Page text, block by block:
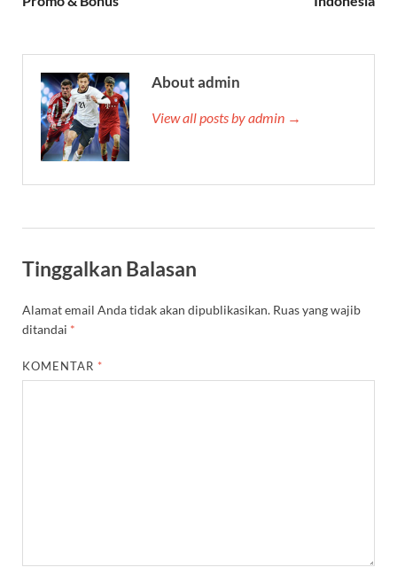
About admin
View all posts by admin →
Tinggalkan Balasan
Alamat email Anda tidak akan dipublikasikan. Ruas yang wajib
ditandai *
KOMENTAR *